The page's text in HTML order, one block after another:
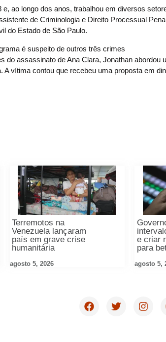
ao longo dos anos, trabalhou em diversos
de Criminologia e Direito Processual
do Estado de São Paulo.
do assassinato de Ana Clara, Jonathan abordou
A vítima contou que recebeu uma proposta em
Terremotos na
Venezuela lançaram
país em grave crise
humanitária
agosto 5, 2026
e criar
para
agosto 5,